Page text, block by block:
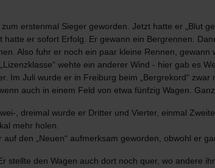
erstenmal Sieger geworden. Jetzt hatte er „Blut
hatte er sofort Erfolg. Er gewann ein Bergrennen.
Also fuhr er noch ein paar kleine Rennen, gewann
wehte ein anderer Wind - hier gab es
Im Juli wurde er in Freiburg beim „Bergrekord“
auch in einem Feld von etwa fünfzig Wagen.
, dreimal wurde er Dritter und Vierter, einmal
mehr holen.
den „Neuen“ aufmerksam geworden, obwohl er
stellte den Wagen auch dort noch quer, wo andere